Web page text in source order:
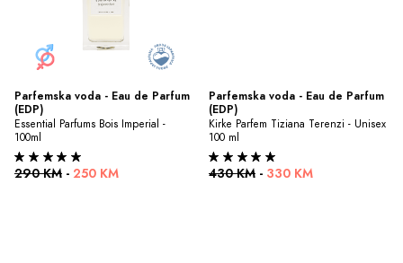
Parfemska voda - Eau de Parfum
(EDP)
Essential Parfums Bois Imperial -
100ml
290 KM - 250 KM
Parfemska voda - Eau de Parfum
(EDP)
Kirke Parfem Tiziana Terenzi - Unisex
100 ml
430 KM - 330 KM